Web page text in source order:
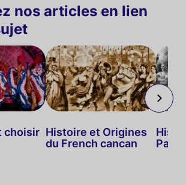
nos articles en lien
choisir Histoire et Origines
du French cancan
Paris